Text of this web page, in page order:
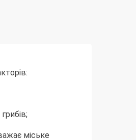
міське